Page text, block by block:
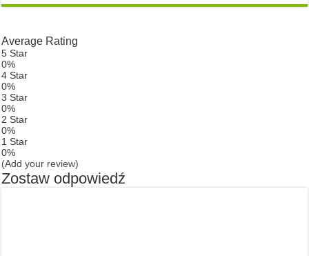
Average Rating
5 Star
0%
4 Star
0%
3 Star
0%
2 Star
0%
1 Star
0%
(Add your review)
Zostaw odpowiedź